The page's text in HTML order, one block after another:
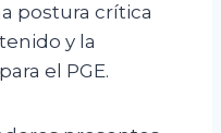
postura crítica
y la
el PGE.